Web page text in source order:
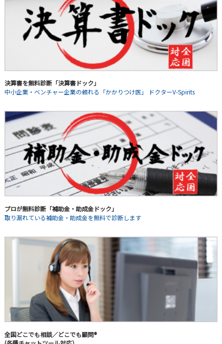
決算書を無料診断「決算書ドック」
中小企業・ベンチャー企業の頼れる「かかりつけ医」 ドクターV-Spirits
プロが無料診断「補助金・助成金ドック」
取り漏れている補助金・助成金を無料で診断します
全国どこでも相談／どこでも顧問®